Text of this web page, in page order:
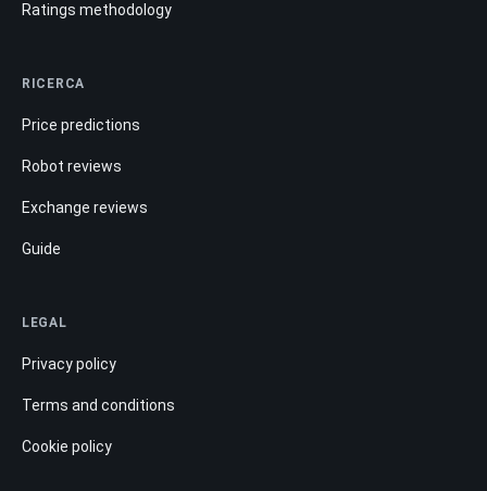
Ratings methodology
RICERCA
Price predictions
Robot reviews
Exchange reviews
Guide
LEGAL
Privacy policy
Terms and conditions
Cookie policy